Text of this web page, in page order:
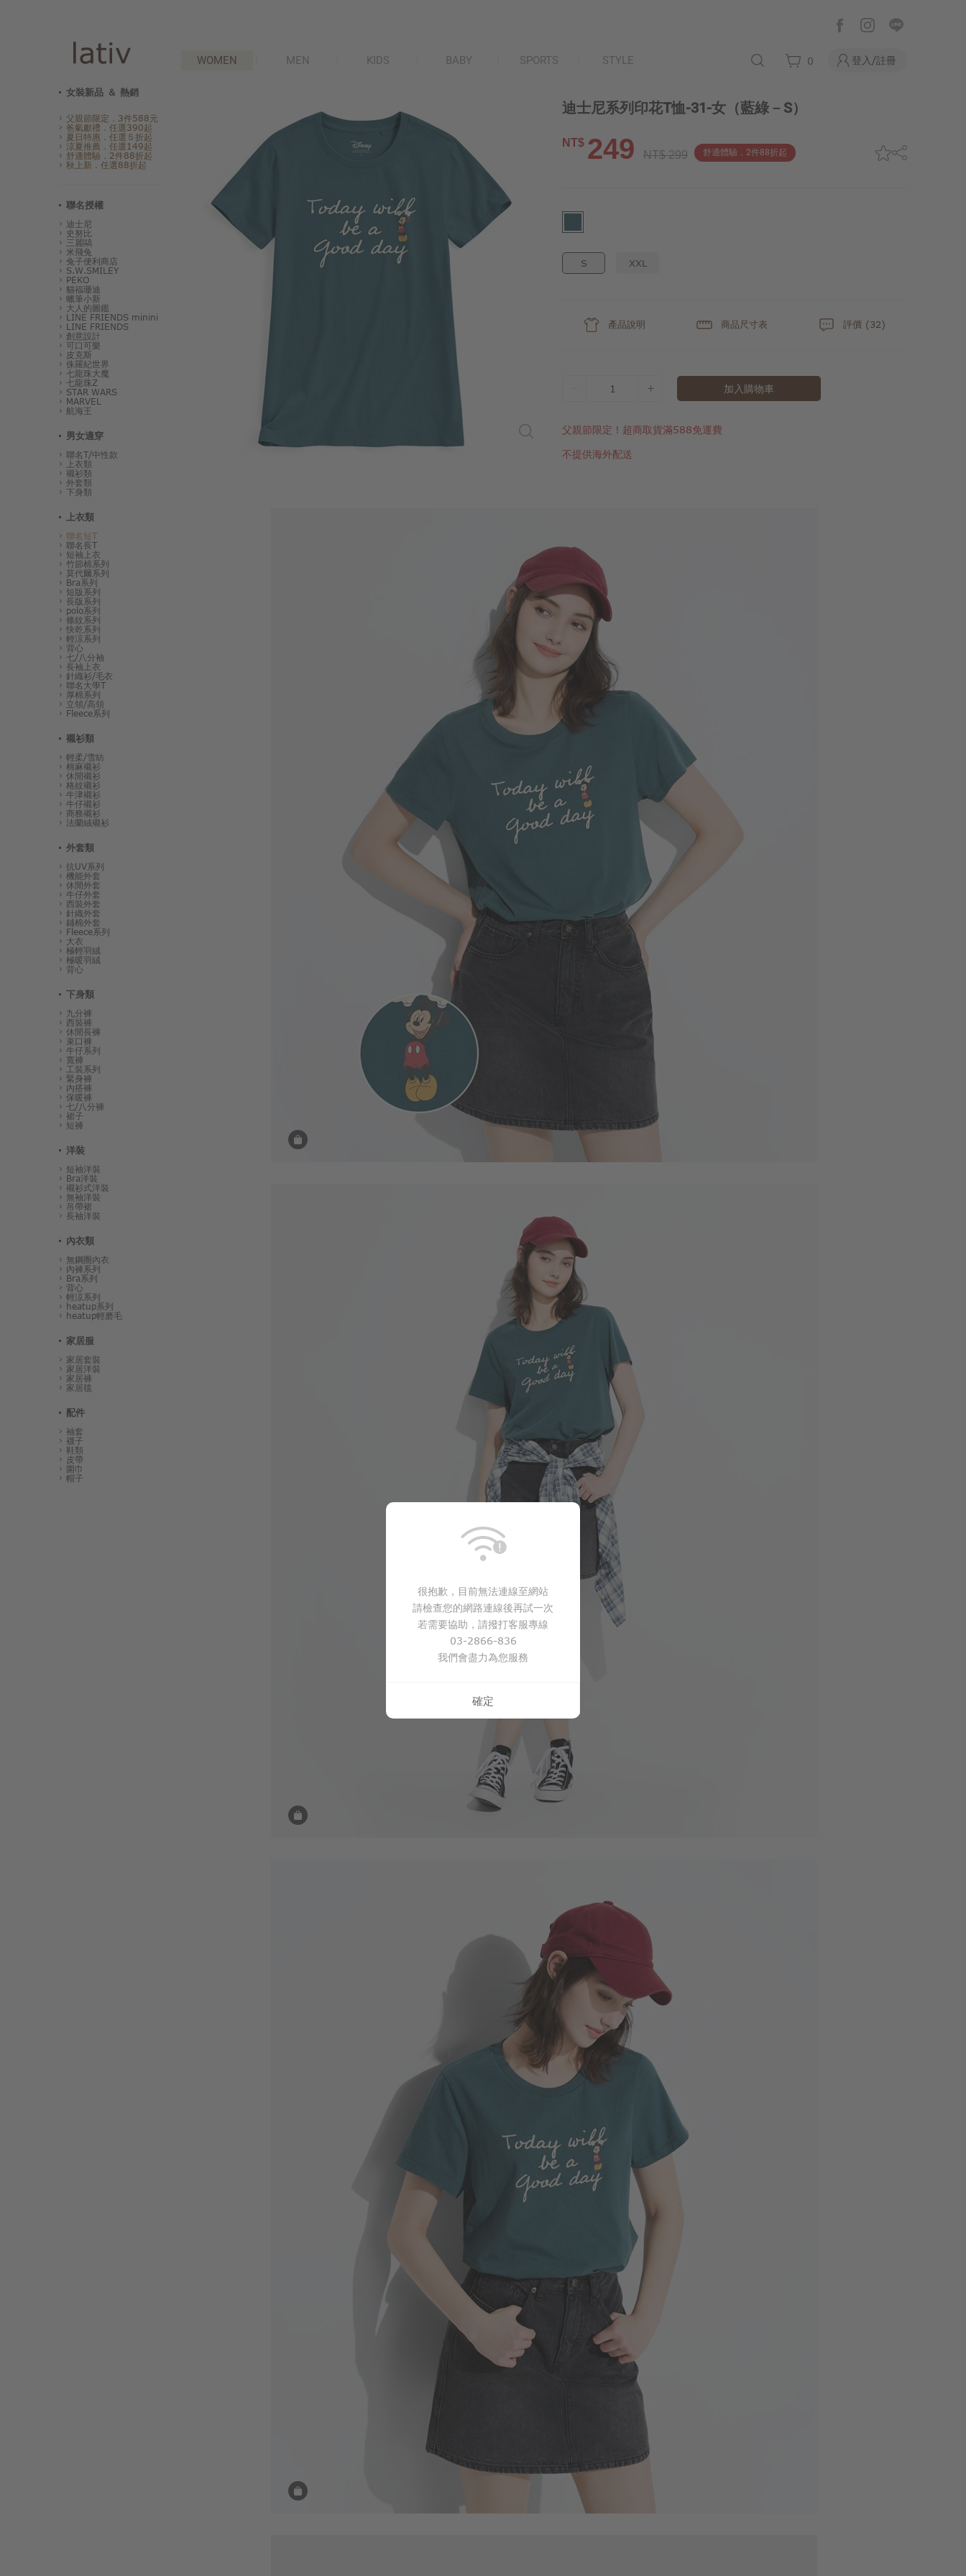
WOMEN MEN KIDS BABY SPORTS STYLE 0 登入/註冊
女裝新品 ＆ 熱銷
父親節限定．3件588元
爸氣獻禮．任選390起
夏日特惠．任選５折起
涼夏推薦．任選149起
舒適體驗．2件88折起
秋上新．任選88折起
聯名授權
迪士尼
史努比
三麗鷗
米飛兔
兔子便利商店
S.W.SMILEY
PEKO
貓福珊迪
蠟筆小新
大人的圖鑑
LINE FRIENDS minini
LINE FRIENDS
創意設計
可口可樂
皮克斯
侏羅紀世界
七龍珠大魔
七龍珠Z
STAR WARS
MARVEL
航海王
男女適穿
聯名T/中性款
上衣類
襯衫類
外套類
下身類
上衣類
聯名短T
聯名長T
短袖上衣
竹節棉系列
莫代爾系列
Bra系列
短版系列
長版系列
polo系列
條紋系列
快乾系列
輕涼系列
背心
七/八分袖
長袖上衣
針織衫/毛衣
聯名大學T
厚棉系列
立領/高領
Fleece系列
襯衫類
輕柔/雪紡
棉麻襯衫
休閒襯衫
格紋襯衫
牛津襯衫
牛仔襯衫
商務襯衫
法蘭絨襯衫
外套類
抗UV系列
機能外套
休閒外套
牛仔外套
西裝外套
針織外套
鋪棉外套
Fleece系列
大衣
極輕羽絨
極暖羽絨
背心
下身類
九分褲
西裝褲
休閒長褲
束口褲
牛仔系列
寬褲
工裝系列
緊身褲
內搭褲
保暖褲
七/八分褲
裙子
短褲
洋裝
短袖洋裝
Bra洋裝
襯衫式洋裝
無袖洋裝
吊帶裙
長袖洋裝
內衣類
無鋼圈內衣
內褲系列
Bra系列
背心
輕涼系列
heatup系列
heatup輕磨毛
家居服
家居套裝
家居洋裝
家居褲
家居毯
配件
袖套
襪子
鞋類
皮帶
圍巾
帽子
迪士尼系列印花T恤-31-女 （藍綠－S）
NT$ 249 NT$ 299 舒適體驗．2件88折起
S XXL
產品說明 商品尺寸表 評價 (32)
1 加入購物車
父親節限定！超商取貨滿588免運費
不提供海外配送
249 $ 299
很抱歉，目前無法連線至網站
請檢查您的網路連線後再試一次
若需要協助，請撥打客服專線
03-2866-836
我們會盡力為您服務
確定